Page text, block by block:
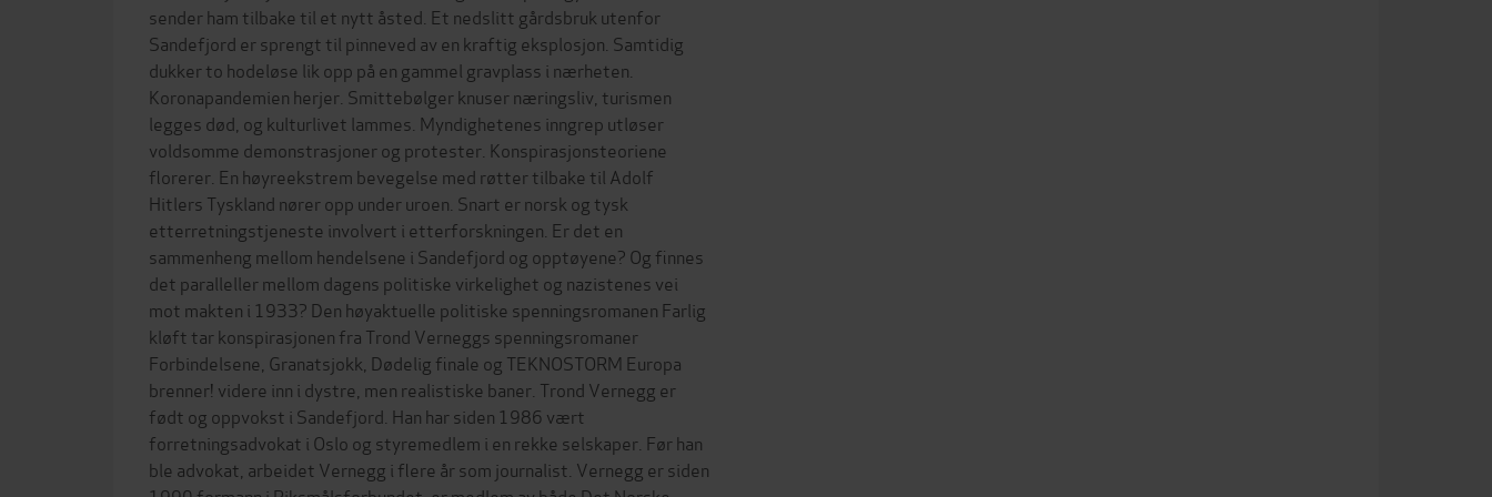
sender ham tilbake til et nytt åsted. Et nedslitt gårdsbruk utenfor
Sandefjord er sprengt til pinneved av en kraftig eksplosjon. Samtidig
dukker to hodeløse lik opp på en gammel gravplass i nærheten.
Koronapandemien herjer. Smittebølger knuser næringsliv, turismen
legges død, og kulturlivet lammes. Myndighetenes inngrep utløser
voldsomme demonstrasjoner og protester. Konspirasjonsteoriene
florerer. En høyreekstrem bevegelse med røtter tilbake til Adolf
Hitlers Tyskland nører opp under uroen. Snart er norsk og tysk
etterretningstjeneste involvert i etterforskningen. Er det en
sammenheng mellom hendelsene i Sandefjord og opptøyene? Og finnes
det paralleller mellom dagens politiske virkelighet og nazistenes vei
mot makten i 1933? Den høyaktuelle politiske spenningsromanen Farlig
kløft tar konspirasjonen fra Trond Verneggs spenningsromaner
Forbindelsene, Granatsjokk, Dødelig finale og TEKNOSTORM Europa
brenner! videre inn i dystre, men realistiske baner. Trond Vernegg er
født og oppvokst i Sandefjord. Han har siden 1986 vært
forretningsadvokat i Oslo og styremedlem i en rekke selskaper. Før han
ble advokat, arbeidet Vernegg i flere år som journalist. Vernegg er siden